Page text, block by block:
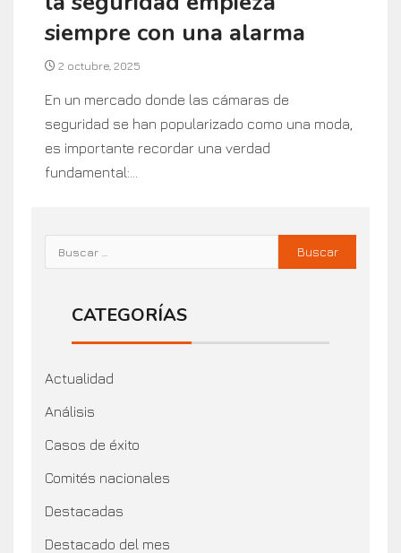
siempre con una alarma
2 octubre, 2025
En un mercado donde las cámaras de
seguridad se han popularizado como una moda,
es importante recordar una verdad
fundamental:...
CATEGORÍAS
Actualidad
Análisis
Casos de éxito
Comités nacionales
Destacadas
Destacado del mes